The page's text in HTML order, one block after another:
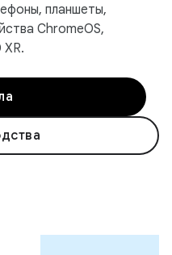
планшеты,
ChromeOS,